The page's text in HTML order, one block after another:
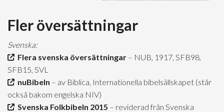
Fler översättningar
Svenska:
Flera svenska översättningar – NUB, 1917, SFB98,
SFB15, SVL
nuBibeln – av Biblica, Internationella bibelsällskapet (står
också bakom engelska NIV)
Svenska Folkbibeln 2015 – reviderad från Svenska